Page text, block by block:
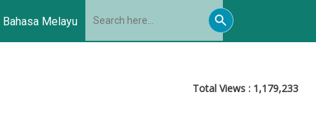
Bahasa Melayu
for:
Search
Button
Total Views : 1,179,233